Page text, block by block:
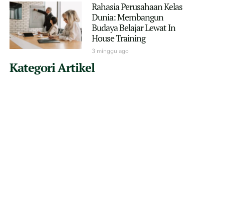
Rahasia Perusahaan Kelas
Dunia: Membangun
Budaya Belajar Lewat In
House Training
3 minggu ago
Kategori Artikel